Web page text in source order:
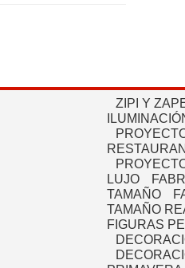
ZIPI Y
LUJO
TAMAÑO
TAMAÑO
FIGURAS